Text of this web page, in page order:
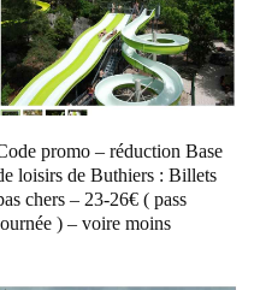
promo – réduction Base
loisirs de Buthiers : Billets
chers – 23-26€ ( pass
) – voire moins